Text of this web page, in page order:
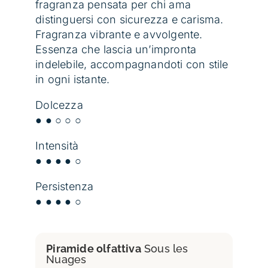
fragranza pensata per chi ama
distinguersi con sicurezza e carisma.
Fragranza vibrante e avvolgente.
Essenza che lascia un’impronta
indelebile, accompagnandoti con stile
in ogni istante.
Dolcezza
● ● ○ ○ ○
Intensità
● ● ● ● ○
Persistenza
● ● ● ● ○
Piramide olfattivaSous les
Nuages